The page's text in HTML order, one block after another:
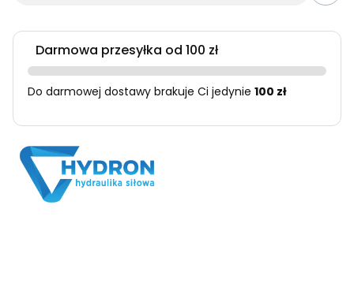
Darmowa przesyłka od 100 zł
Do darmowej dostawy brakuje Ci jedynie 100 zł